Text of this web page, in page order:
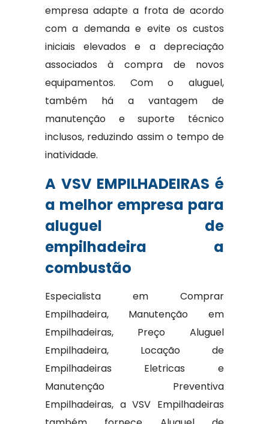
empresa adapte a frota de acordo
com a demanda e evite os custos
iniciais elevados e a depreciação
associados à compra de novos
equipamentos. Com o aluguel,
também há a vantagem de
manutenção e suporte técnico
inclusos, reduzindo assim o tempo de
inatividade.
A VSV EMPILHADEIRAS é
a melhor empresa para
aluguel de
empilhadeira a
combustão
Especialista em Comprar
Empilhadeira, Manutenção em
Empilhadeiras, Preço Aluguel
Empilhadeira, Locação de
Empilhadeiras Eletricas e
Manutenção Preventiva
Empilhadeiras, a VSV Empilhadeiras